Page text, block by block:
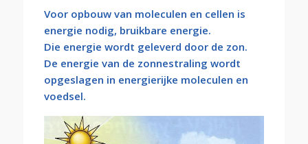
Voor opbouw van moleculen en cellen is
energie nodig, bruikbare energie.
Die energie wordt geleverd door de zon.
De energie van de zonnestraling wordt
opgeslagen in energierijke moleculen en
voedsel.